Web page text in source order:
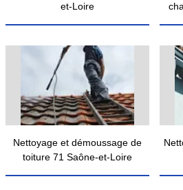
et-Loire
Nettoyage et démoussage de
toiture 71 Saône-et-Loire